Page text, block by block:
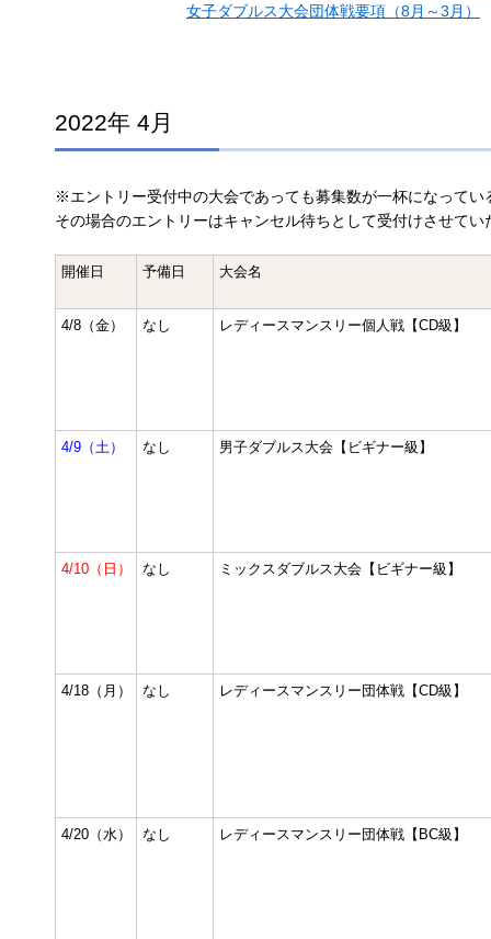
女子ダブルス大会団体戦要項（8月～3月）
2022年 4月
※エントリー受付中の大会であっても募集数が一杯になってい
その場合のエントリーはキャンセル待ちとして受付けさせて
開催日 予備日 大会名
4/8（金） なし レディースマンスリー個人戦【CD級】
4/9（土） なし 男子ダブルス大会【ビギナー級】
4/10（日） なし ミックスダブルス大会【ビギナー級】
4/18（月） なし レディースマンスリー団体戦【CD級】
4/20（水） なし レディースマンスリー団体戦【BC級】